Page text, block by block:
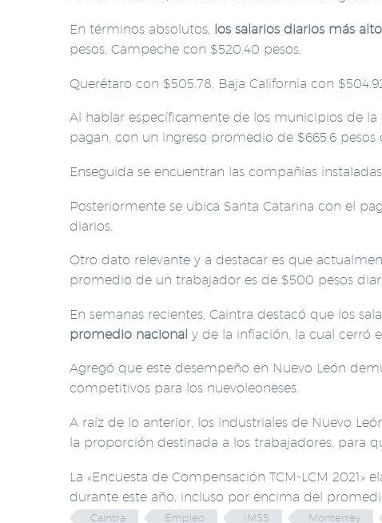
En términos absolutos, los salarios diarios más
pesos, Campeche con $520.40 pesos,
Querétaro con $505.78, Baja California con
Al hablar específicamente de los municipios de
pagan, con un ingreso promedio de $665.6 pesos
Enseguida se encuentran las compañías
Posteriormente se ubica Santa Catarina con el
diarios.
Otro dato relevante y a destacar es que
promedio de un trabajador es de $500 pesos
En semanas recientes, Caintra destacó que los
promedio nacional y de la inflación, la cual cerró
Agregó que este desempeño en Nuevo León
competitivos para los nuevoleoneses.
A raíz de lo anterior, los industriales de Nuevo
la proporción destinada a los trabajadores, para
La «Encuesta de Compensación TCM-LCM
durante este año, incluso por encima del
Caintra Empleo IMSS Monterrey